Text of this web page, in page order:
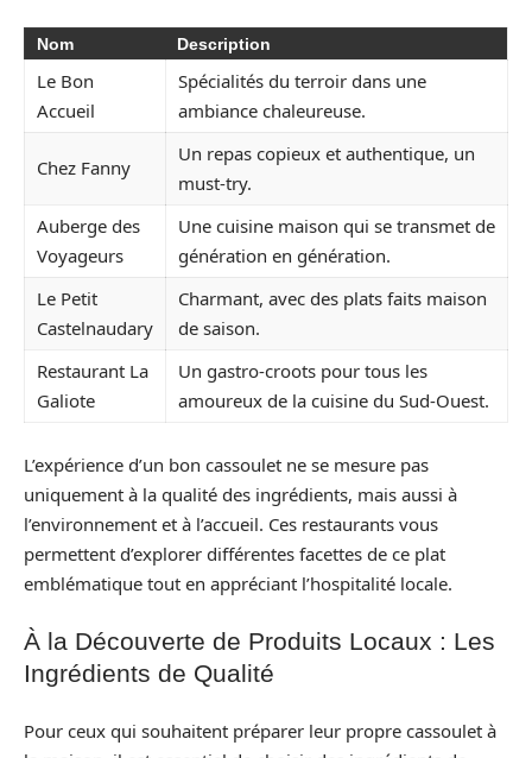
Nom Description
Le Bon
Accueil
Spécialités du terroir dans une
ambiance chaleureuse.
Chez Fanny
Un repas copieux et authentique, un
must-try.
Auberge des
Voyageurs
Une cuisine maison qui se transmet de
génération en génération.
Le Petit
Castelnaudary
Charmant, avec des plats faits maison
de saison.
Restaurant La
Galiote
Un gastro-croots pour tous les
amoureux de la cuisine du Sud-Ouest.
L’expérience d’un bon cassoulet ne se mesure pas
uniquement à la qualité des ingrédients, mais aussi à
l’environnement et à l’accueil. Ces restaurants vous
permettent d’explorer différentes facettes de ce plat
emblématique tout en appréciant l’hospitalité locale.
À la Découverte de Produits Locaux : Les
Ingrédients de Qualité
Pour ceux qui souhaitent préparer leur propre cassoulet à